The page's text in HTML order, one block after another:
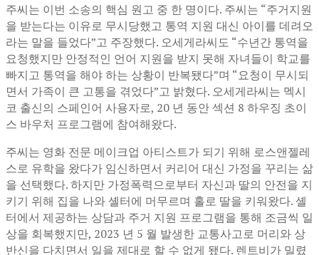
주씨는 이번 소송의 핵심 원고 중 한 명이다. 주씨는 “주거지원
을 받는다는 이유로 무시당했고 통역 지원 대신 아이를 데려오
라는 말을 들었다”고 주장했다. 오세게라씨도 “수년간 통역을
요청했지만 안정적인 언어 지원을 받지 못해 자녀들이 학교를
빠지고 통역을 해야 하는 상황이 반복됐다”며 “요청이 무시되
면서 가족이 큰 고통을 겪었다”고 밝혔다. 오세게라씨는 멕시
코 출신의 스페인어 사용자로, 20 년 동안 섹션 8 하우징 초이
스 바우처 프로그램에 참여해왔다.
주씨는 영화 전문 메이크업 아티스트가 되기 위해 로스앤젤레
스로 유학을 왔다가 임신하면서 커리어 대신 가정을 꾸리는 삶
을 선택했다. 하지만 가정폭력으로부터 자신과 딸의 안전을 지
키기 위해 집을 나와 셸터에 머무르며 홀로 딸을 키워왔다. 셸
터에서 제공하는 상담과 주거 지원 프로그램을 통해 조금씩 일
상을 회복했지만, 2023 년 5 월 발생한 교통사고로 머리와 상
반신을 다치면서 일을 제대로 할 수 없게 됐다. 렌트비가 밀렸